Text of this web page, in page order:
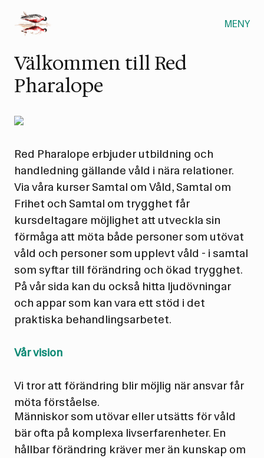
MENY
Välkommen till Red
Pharalope
Red Pharalope erbjuder utbildning och
handledning gällande våld i nära relationer.
Via våra kurserSamtal om Våld, Samtal om
Frihet och Samtal om trygghet får
kursdeltagare möjlighet att utveckla sin
förmåga att möta både personer som utövat
våld och personer som upplevt våld - i samtal
som syftar till förändring och ökad trygghet.
På vår sida kan du också hitta ljudövningar
och appar som kan vara ett stöd i det
praktiska behandlingsarbetet.
Vår vision
Vi tror att förändring blir möjlig när ansvar får
möta förståelse.
Människor som utövar eller utsätts för våld
bär ofta på komplexa livserfarenheter. En
hållbar förändring kräver mer än kunskap om